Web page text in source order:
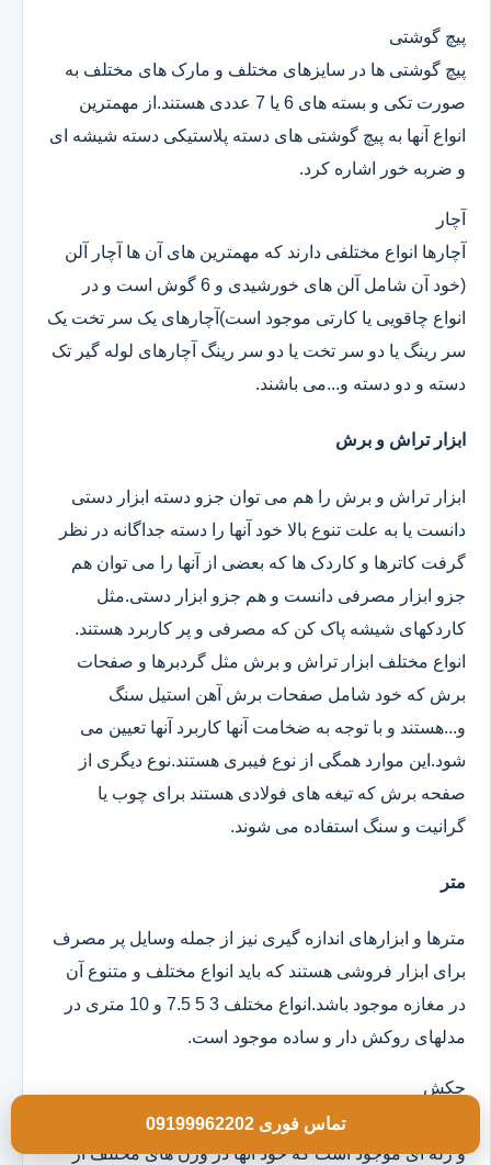
پیچ گوشتی
پیچ گوشتی ها در سایزهای مختلف و مارک های مختلف به
صورت تکی و بسته های 6 یا 7 عددی هستند.از مهمترین
انواع آنها به پیچ گوشتی های دسته پلاستیکی دسته شیشه ای
و ضربه خور اشاره کرد.
آچار
آچارها انواع مختلفی دارند که مهمترین های آن ها آچار آلن
(خود آن شامل آلن های خورشیدی و 6 گوش است و در
انواع چاقویی یا کارتی موجود است)آچارهای یک سر تخت یک
سر رینگ یا دو سر تخت یا دو سر رینگ آچارهای لوله گیر تک
دسته و دو دسته و...می باشند.
ابزار تراش و برش
ابزار تراش و برش را هم می توان جزو دسته ابزار دستی
دانست یا به علت تنوع بالا خود آنها را دسته جداگانه در نظر
گرفت کاترها و کاردک ها که بعضی از آنها را می توان هم
جزو ابزار مصرفی دانست و هم جزو ابزار دستی.مثل
کاردکهای شیشه پاک کن که مصرفی و پر کاربرد هستند.
انواع مختلف ابزار تراش و برش مثل گردبرها و صفحات
برش که خود شامل صفحات برش آهن استیل سنگ
و...هستند و با توجه به ضخامت آنها کاربرد آنها تعیین می
شود.این موارد همگی از نوع فیبری هستند.نوع دیگری از
صفحه برش که تیغه های فولادی هستند برای چوب یا
گرانیت و سنگ استفاده می شوند.
متر
مترها و ابزارهای اندازه گیری نیز از جمله وسایل پر مصرف
برای ابزار فروشی هستند که باید انواع مختلف و متنوع آن
در مغازه موجود باشد.انواع مختلف 3 5 7.5 و 10 متری در
مدلهای روکش دار و ساده موجود است.
چکش
انواع چکش در مدلهای تمام فلزی دسته چوبی تمام لاستیکی
و ژله ای موجود است که خود آنها در وزن های مختلف از
تماس فوری 09199962202